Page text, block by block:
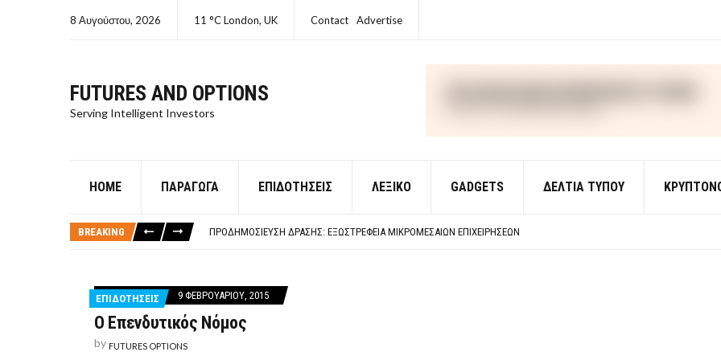
8 Αυγούστου, 2026 11 °C London, UK Contact Advertise
FUTURES AND OPTIONS
Serving Intelligent Investors
HOME ΠΑΡΆΓΩΓΑ ΕΠΙΔΟΤΉΣΕΙΣ ΛΕΞΙΚΌ GADGETS ΔΕΛΤΙΑ ΤΥΠΟΥ
BREAKING
ΠΡΟΔΗΜΟΣΊΕΥΣΗ ΔΡΆΣΗΣ: ΕΞΩΣΤΡΈΦΕΙΑ ΜΙΚΡΟΜΕΣΑΊΩΝ ΕΠΙΧΕΙΡΉΣΕΩΝ
ΤΑΜΕΊΟ ΜΙΚΡΟΠΙΣΤΏΣΕΩΝ ΣΥΧΝΈΣ ΕΡΩΤΉΣΕΙΣ ΑΠΑΝΤΉΣΕΙΣ
ΕΠΙΔΟΤΗΣΕΙΣ 9 ΦΕΒΡΟΥΑΡΊΟΥ, 2015
Ο Επενδυτικός Νόμος
by FUTURES OPTIONS